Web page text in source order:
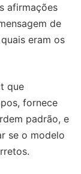
afirmações
de
eram os
que
fornece
padrão, e
se o modelo